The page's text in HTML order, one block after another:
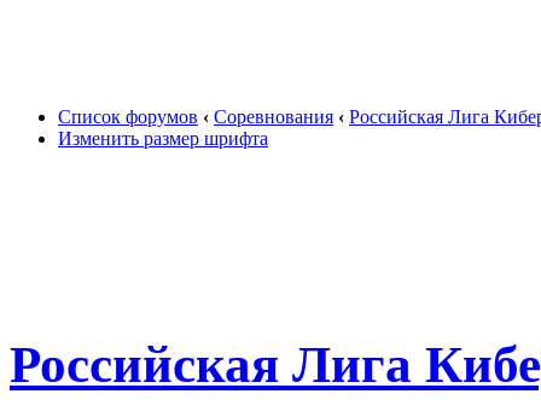
Список форумов ‹ Соревнования ‹ Российская Лига
Изменить размер шрифта
Российская Лига